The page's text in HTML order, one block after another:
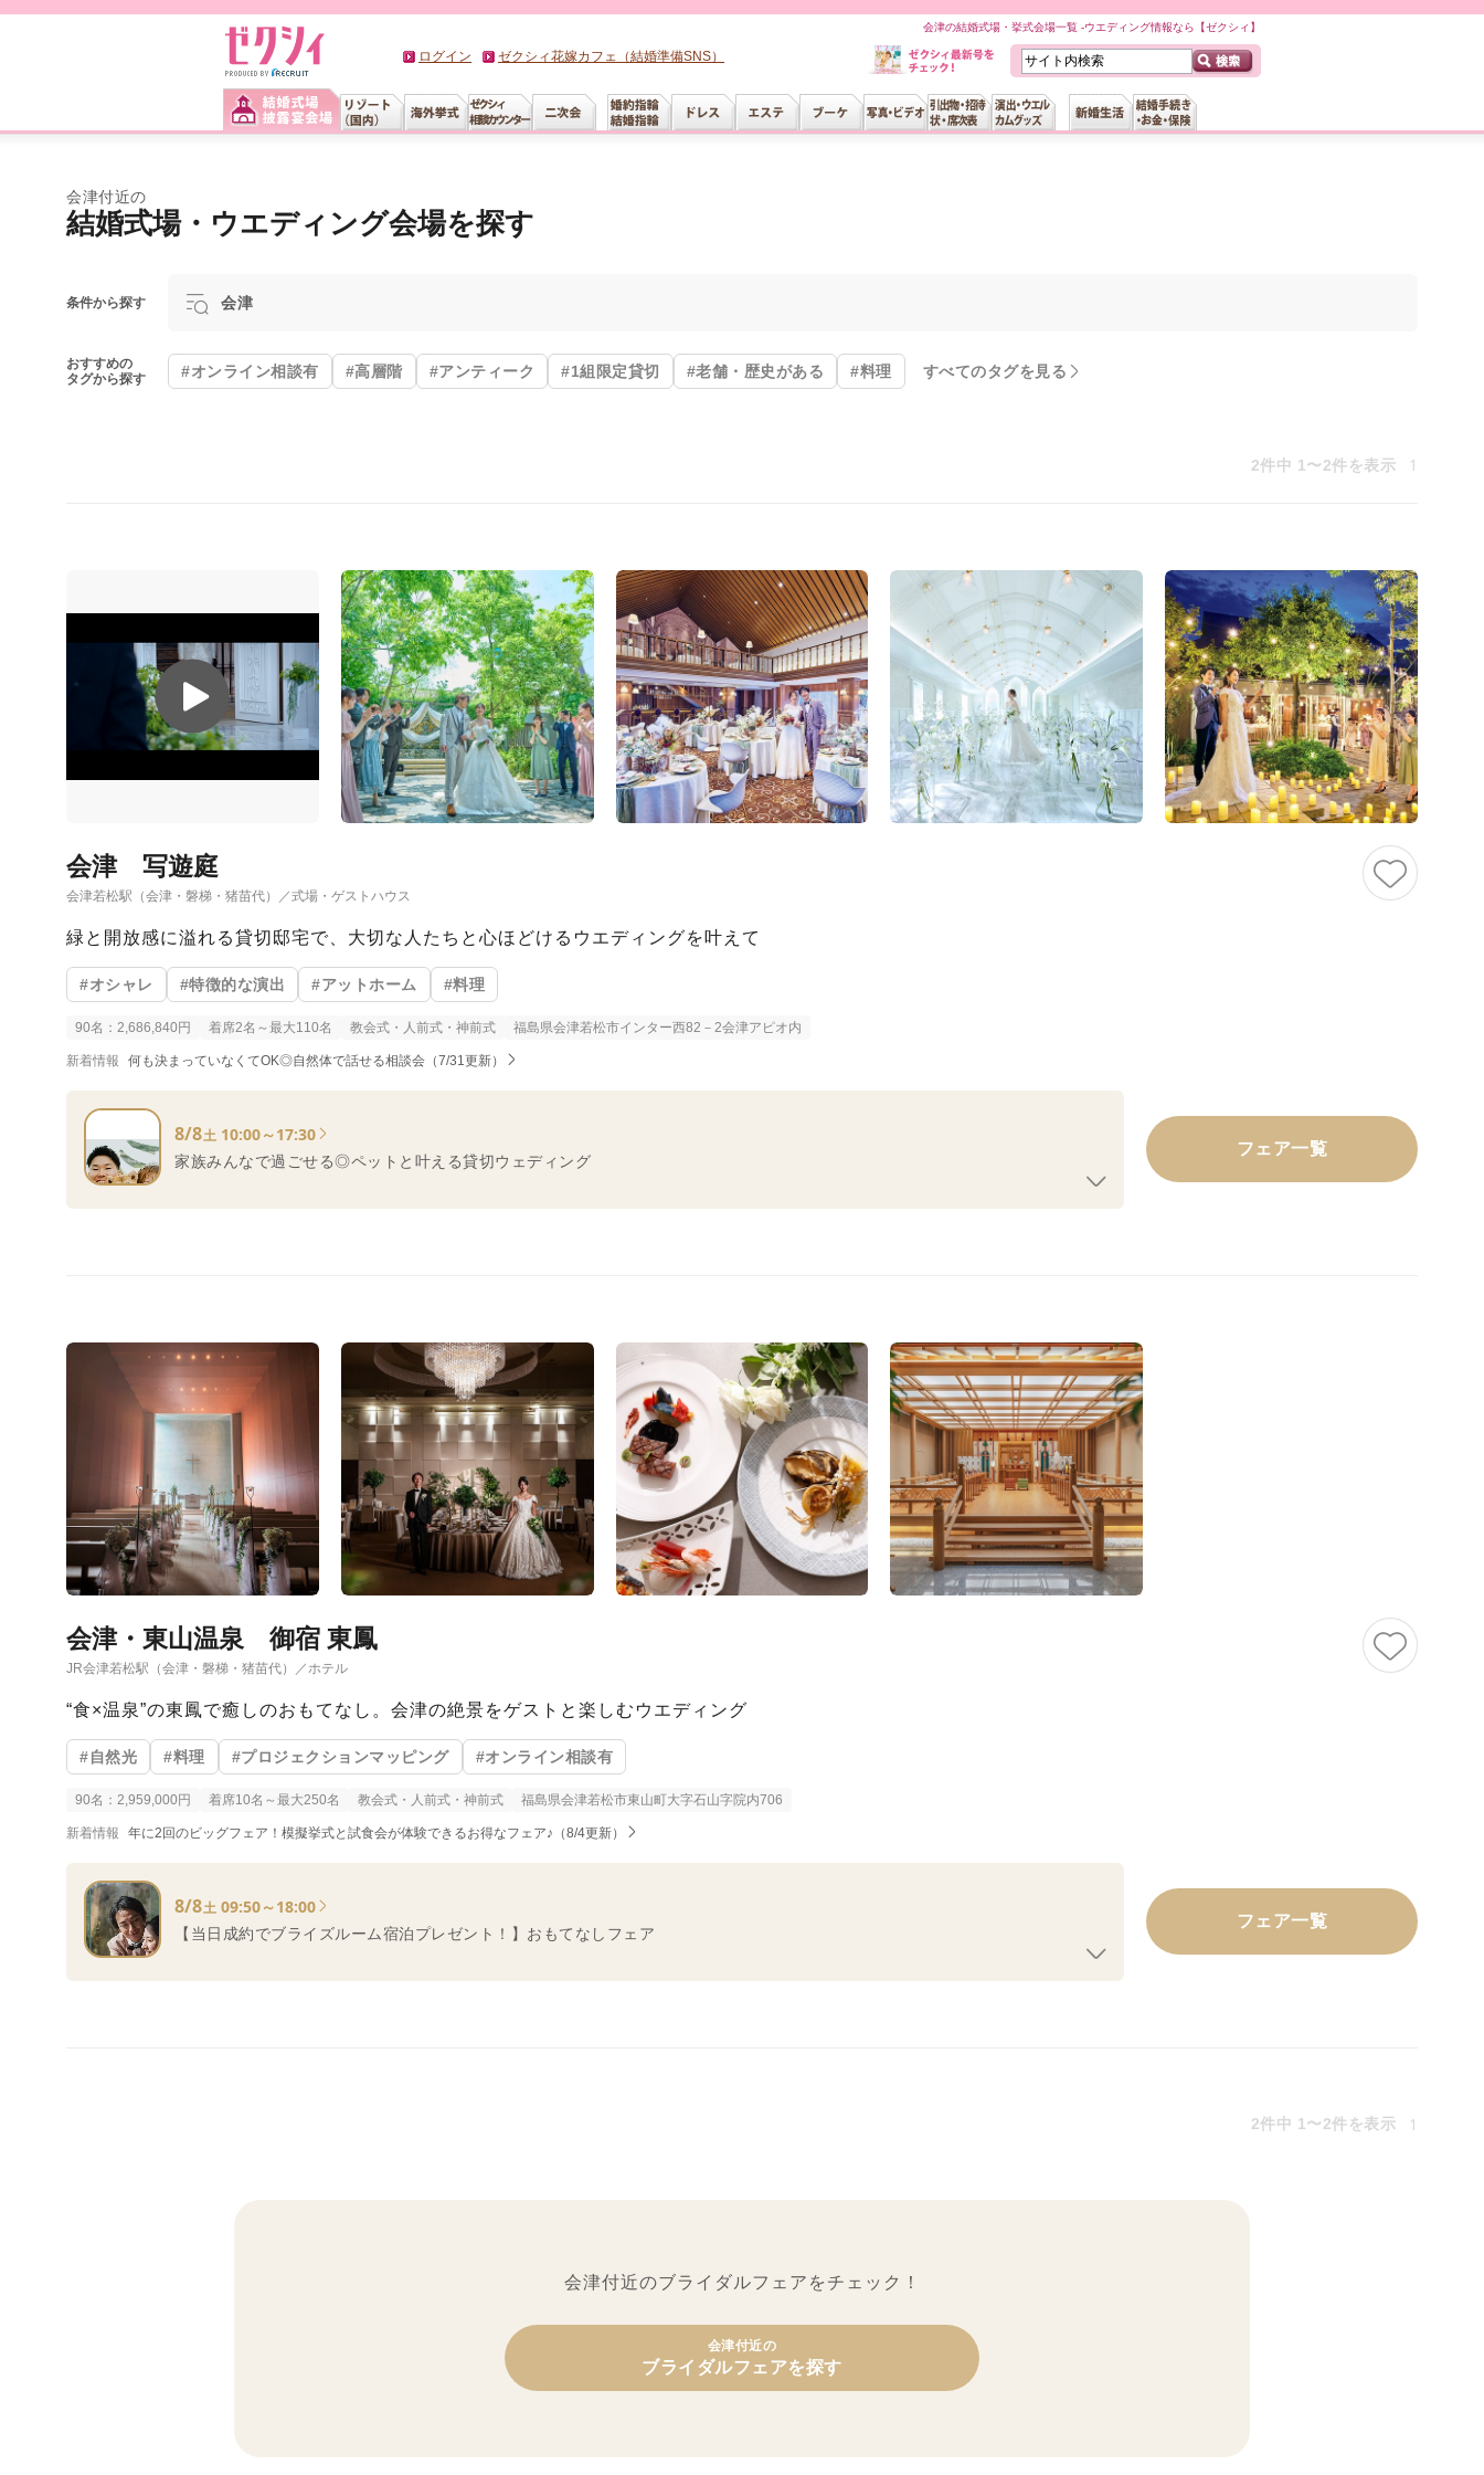
会津の結婚式場・挙式会場一覧 -ウエディング情報なら【ゼクシィ】
ログイン ゼクシィ花嫁カフェ（結婚準備SNS）
会津付近の
結婚式場・ウエディング会場を探す
条件から探す 会津
おすすめの
タグから探す
#オンライン相談有 #高層階 #アンティーク #1組限定貸切 #老舗・歴史がある #料理 すべてのタグを見る
2件中 1〜2件を表示 1
会津 写遊庭
会津若松駅（会津・磐梯・猪苗代）／式場・ゲストハウス
緑と開放感に溢れる貸切邸宅で、大切な人たちと心ほどけるウエディングを叶えて
#オシャレ #特徴的な演出 #アットホーム #料理
90名：2,686,840円 着席2名～最大110名 教会式・人前式・神前式 福島県会津若松市インター西82－2会津アピオ内
新着情報 何も決まっていなくてOK◎自然体で話せる相談会（7/31更新）
8/8土 10:00～17:30
家族みんなで過ごせる◎ペットと叶える貸切ウェディング
フェア一覧
会津・東山温泉 御宿 東鳳
JR会津若松駅（会津・磐梯・猪苗代）／ホテル
“食×温泉”の東鳳で癒しのおもてなし。会津の絶景をゲストと楽しむウエディング
#自然光 #料理 #プロジェクションマッピング #オンライン相談有
90名：2,959,000円 着席10名～最大250名 教会式・人前式・神前式 福島県会津若松市東山町大字石山字院内706
新着情報 年に2回のビッグフェア！模擬挙式と試食会が体験できるお得なフェア♪（8/4更新）
8/8土 09:50～18:00
【当日成約でブライズルーム宿泊プレゼント！】おもてなしフェア
フェア一覧
2件中 1〜2件を表示 1
会津付近のブライダルフェアをチェック！
会津付近の
ブライダルフェアを探す